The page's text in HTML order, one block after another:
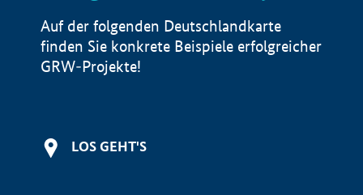
Auf der folgenden Deutschlandkarte
finden Sie konkrete Beispiele erfolgreicher
GRW-Projekte!
LOS GEHT'S